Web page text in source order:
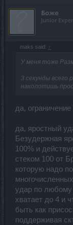
Боже
Junior
maks said: ↑
У меня тоже
3 секунды всего
наколотишь
да,
да, яростный
Безудержная
100% и
стеком 100 от
которую надо
удар по любому
хватает до 4 и
быть как
поддерживая